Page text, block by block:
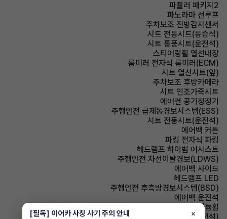
파퓰러 패키지2
파노라마 선루프
주차보조 전방감지센서
시트 전동시트(동승석)
시트 통풍시트(운전석)
스티어링휠 열선내장
룸미러 전자식 룸미러(ECM)
시트 열선시트(앞)
주차보조 후방카메라
시트 인조가죽시트
에어컨 공기청정기
주행안전 급제동경보시스템(ESS)
시트 전동시트(운전석)
에어백 커튼
파킹 전자식 파킹
헤드램프 하이빔 어시스트
주행안전 차선이탈경보(LDWS)
에어백 사이드
헤드램프 LED
주행안전 후측방경보시스템(BSD)
에어백 운전석
휠타이어 알루미늄휠
시트 메모리시트(운전석)
[필독] 이어카 사칭 사기 주의 안내 ×